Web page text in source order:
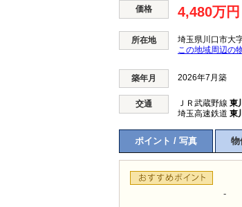
価格 4,480万円
所在地
埼玉県川口市大
この地域周辺の
築年月 2026年7月築
交通 ＪＲ武蔵野線 東
埼玉高速鉄道 東
ポイント / 写真 物
-